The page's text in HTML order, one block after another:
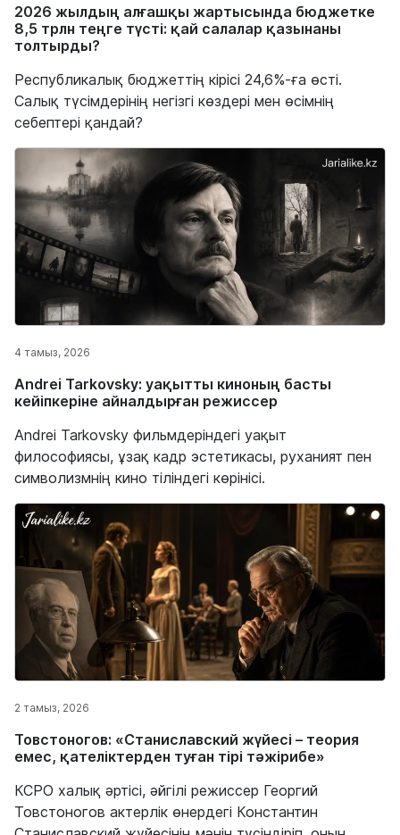
2026 жылдың алғашқы жартысында бюджетке
8,5 трлн теңге түсті: қай салалар қазынаны
толтырды?
Республикалық бюджеттің кірісі 24,6%-ға өсті.
Салық түсімдерінің негізгі көздері мен өсімнің
себептері қандай?
4 тамыз, 2026
Andrei Tarkovsky: уақытты киноның басты
кейіпкеріне айналдырған режиссер
Andrei Tarkovsky фильмдеріндегі уақыт
философиясы, ұзақ кадр эстетикасы, руханият пен
символизмнің кино тіліндегі көрінісі.
2 тамыз, 2026
Товстоногов: «Станиславский жүйесі – теория
емес, қателіктерден туған тірі тәжірибе»
КСРО халық әртісі, әйгілі режиссер Георгий
Товстоногов актерлік өнердегі Константин